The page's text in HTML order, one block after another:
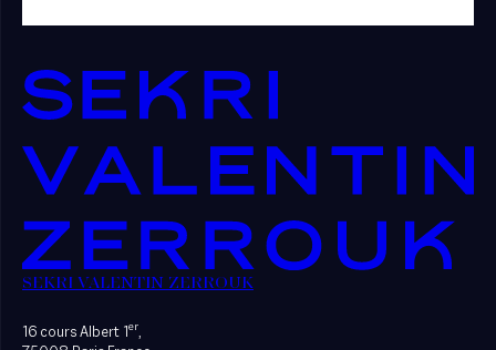
SEKRI VALENTIN ZERROUK
16 cours Albert 1er,